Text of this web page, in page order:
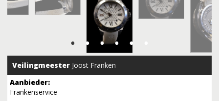
Veilingmeester Joost Franken
Aanbieder:
Frankenservice